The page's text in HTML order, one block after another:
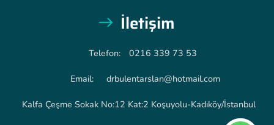
İletişim
Telefon: 0216 339 73 53
Email: drbulentarslan@hotmail.com
Kalfa Çeşme Sokak No:12 Kat:2 Koşuyolu-Kadıköy/İstanbul